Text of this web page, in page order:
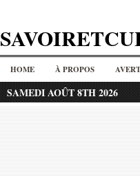
HOME À PROPOS
SAMEDI AOÛT 8TH 2026